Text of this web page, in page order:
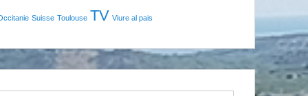
Suisse Toulouse TV Viure al pais